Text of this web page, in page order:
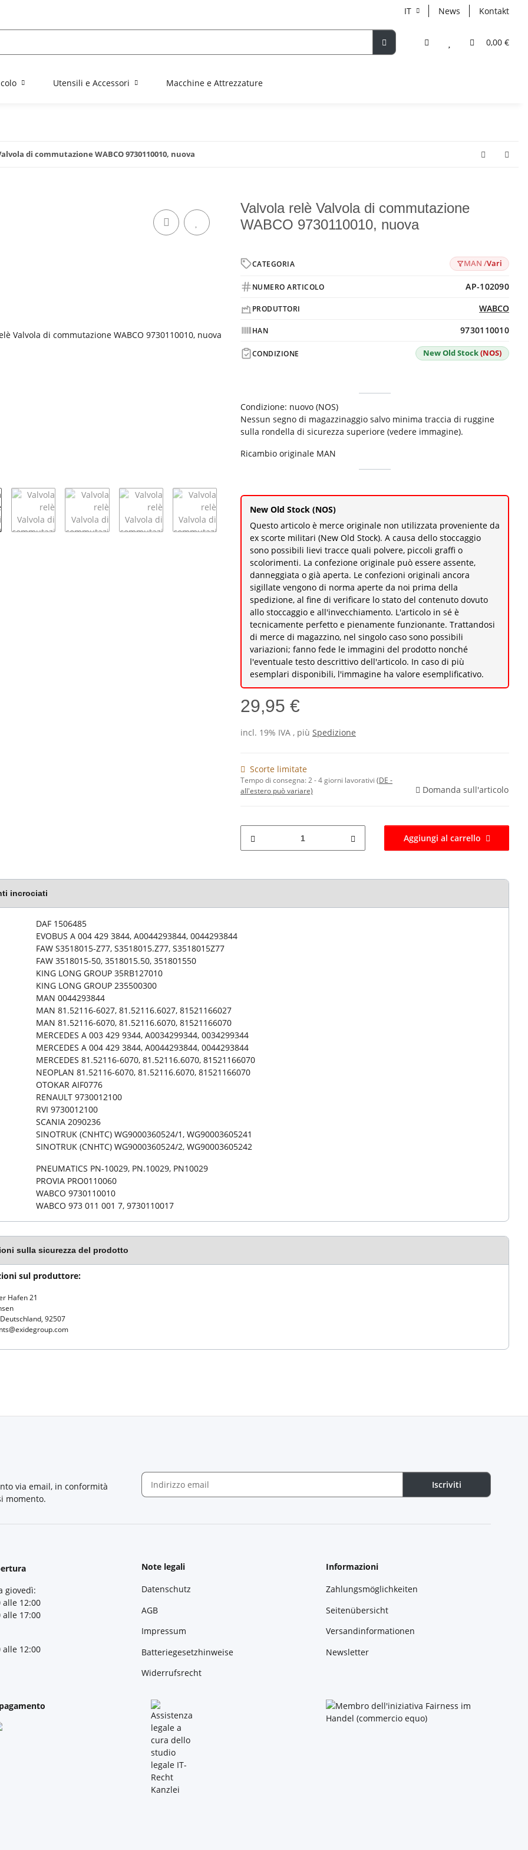
IT News Kontakt
0,00 €
Utensili e Accessori Macchine e Attrezzature
di commutazione WABCO 9730110010, nuova
Valvola relè Valvola di commutazione
WABCO 9730110010, nuova
CATEGORIA MAN /Vari
NUMERO ARTICOLO AP-102090
PRODUTTORI WABCO
HAN 9730110010
CONDIZIONE New Old Stock(NOS)
Condizione: nuovo (NOS)
Nessun segno di magazzinaggio salvo minima traccia di ruggine
sulla rondella di sicurezza superiore (vedere immagine).
Ricambio originale MAN
New Old Stock (NOS)
Questo articolo è merce originale non utilizzata proveniente da
ex scorte militari (New Old Stock). A causa dello stoccaggio
sono possibili lievi tracce quali polvere, piccoli graffi o
scolorimenti. La confezione originale può essere assente,
danneggiata o già aperta. Le confezioni originali ancora
sigillate vengono di norma aperte da noi prima della
spedizione, al fine di verificare lo stato del contenuto dovuto
allo stoccaggio e all'invecchiamento. L'articolo in sé è
tecnicamente perfetto e pienamente funzionante. Trattandosi
di merce di magazzino, nel singolo caso sono possibili
variazioni; fanno fede le immagini del prodotto nonché
l'eventuale testo descrittivo dell'articolo. In caso di più
esemplari disponibili, l'immagine ha valore esemplificativo.
29,95 €
incl. 19% IVA , più Spedizione
Scorte limitate
Tempo di consegna:2 - 4 giorni lavorativi (DE -
all'estero può variare)
Domanda sull'articolo
Aggiungi al carrello
incrociati
DAF 1506485
EVOBUS A 004 429 3844, A0044293844, 0044293844
FAW S3518015-Z77, S3518015.Z77, S3518015Z77
FAW 3518015-50, 3518015.50, 351801550
KING LONG GROUP 35RB127010
KING LONG GROUP 235500300
MAN 0044293844
MAN 81.52116-6027, 81.52116.6027, 81521166027
MAN 81.52116-6070, 81.52116.6070, 81521166070
MERCEDES A 003 429 9344, A0034299344, 0034299344
MERCEDES A 004 429 3844, A0044293844, 0044293844
MERCEDES 81.52116-6070, 81.52116.6070, 81521166070
NEOPLAN 81.52116-6070, 81.52116.6070, 81521166070
OTOKAR AIF0776
RENAULT 9730012100
RVI 9730012100
SCANIA 2090236
SINOTRUK (CNHTC) WG9000360524/1, WG90003605241
SINOTRUK (CNHTC) WG9000360524/2, WG90003605242
PNEUMATICS PN-10029, PN.10029, PN10029
PROVIA PRO0110060
WABCO 9730110010
WABCO 973 011 001 7, 9730110017
sulla sicurezza del prodotto
sul produttore:
Hafen 21
92507
via email, in conformità
momento.
Iscriviti
giovedì:
alle 12:00
alle 17:00
alle 12:00
Note legali
Datenschutz
AGB
Impressum
Batteriegesetzhinweise
Widerrufsrecht
Informazioni
Zahlungsmöglichkeiten
Seitenübersicht
Versandinformationen
Newsletter